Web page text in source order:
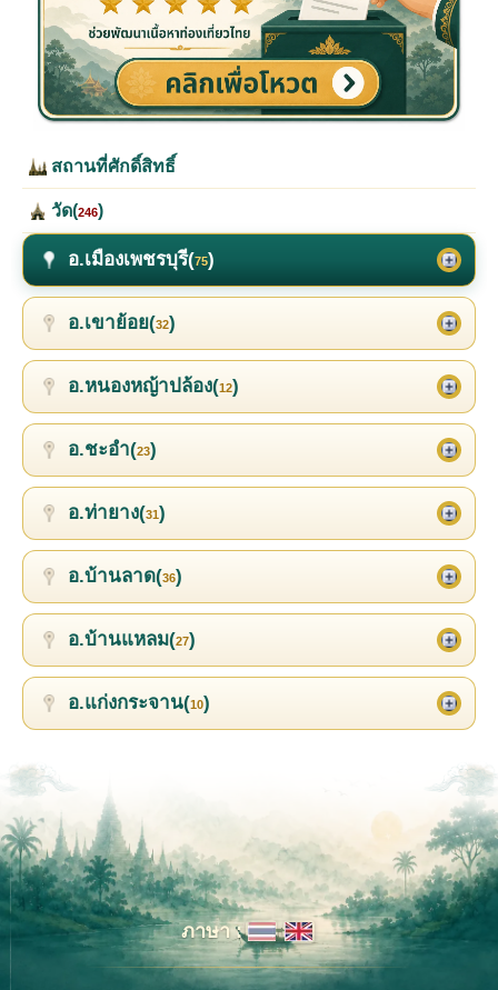
สถานที่ศักดิ์สิทธิ์
วัด(246)
อ.เมืองเพชรบุรี(75)
อ.เขาย้อย(32)
อ.หนองหญ้าปล้อง(12)
อ.ชะอำ(23)
อ.ท่ายาง(31)
อ.บ้านลาด(36)
อ.บ้านแหลม(27)
อ.แก่งกระจาน(10)
ภาษา :